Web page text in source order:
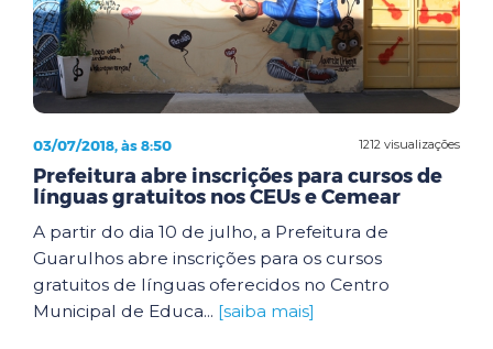
1212 visualizações
03/07/2018, às 8:50
Prefeitura abre inscrições para cursos de
línguas gratuitos nos CEUs e Cemear
A partir do dia 10 de julho, a Prefeitura de
Guarulhos abre inscrições para os cursos
gratuitos de línguas oferecidos no Centro
Municipal de Educa... [saiba mais]